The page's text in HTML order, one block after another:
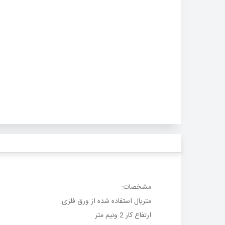
مشخصات:
متریال استفاده شده از ورق فلزی
ارتفاع کار 2 ونیم متر